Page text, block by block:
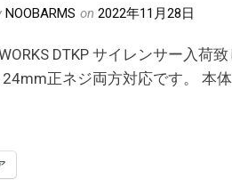
NOOBARMS on 2022年11月28日
DTKP サイレンサー入
正ネジ両方対応です。 本